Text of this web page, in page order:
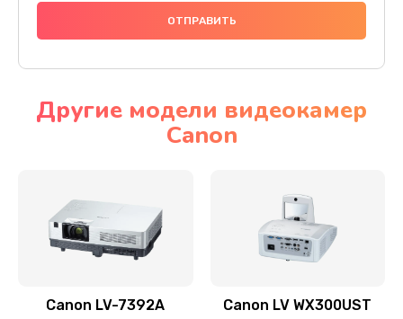
Замена датчика
Замена дисплея
Замена кнопки
Заказать
Другие модели видеокамер
Canon
Canon LV-7392A Canon LV WX300UST